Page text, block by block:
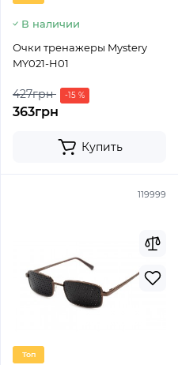
В наличии
Очки тренажеры Mystery
MY021-H01
427грн -15 %
363грн
Купить
119999
Топ